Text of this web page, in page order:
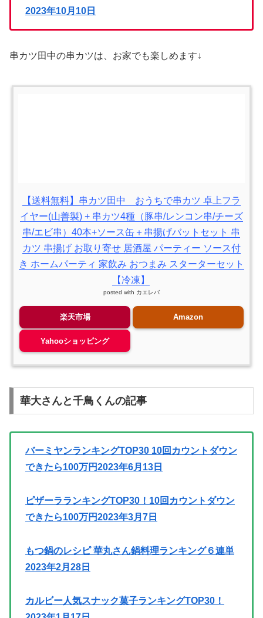
2023年10月10日
串カツ田中の串カツは、お家でも楽しめます↓
【送料無料】串カツ田中 おうちで串カツ 卓上フラ
イヤー(山善製) + 串カツ4種（豚串/レンコン串/チーズ
串/エビ串）40本+ソース缶＋串揚げバットセット 串
カツ 串揚げ お取り寄せ 居酒屋 パーティー ソース付
き ホームパーティ 家飲み おつまみ スターターセット
【冷凍】
posted with カエレバ
楽天市場 Amazon
Yahooショッピング
華大さんと千鳥くんの記事
バーミヤンランキングTOP30 10回カウントダウン
できたら100万円2023年6月13日
ピザーラランキングTOP30！10回カウントダウン
できたら100万円2023年3月7日
もつ鍋のレシピ 華丸さん鍋料理ランキング６連単
2023年2月28日
カルビー人気スナック菓子ランキングTOP30！